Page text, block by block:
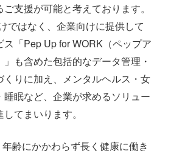
支援が可能と考えております。
ではなく、企業向けに提供して
「Pep Up for WORK（ペップア
も含めた包括的なデータ管理・
りに加え、メンタルヘルス・女
眠など、企業が求めるソリュー
てまいります。
齢にかかわらず長く健康に働き